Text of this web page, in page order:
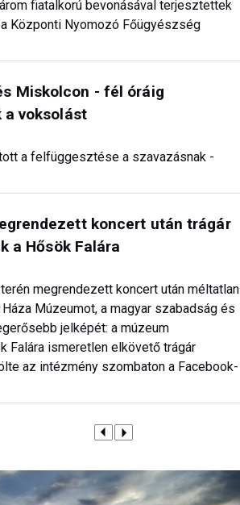
fiatalkorú bevonásával terjesztettek
Központi Nyomozó Főügyészség
Miskolcon - fél óráig
voksolást
a felfüggesztése a szavazásnak -
koncert után trágár
a Hősök Falára
megrendezett koncert után méltatlan
Múzeumot, a magyar szabadság és
jelképét: a múzeum
Falára ismeretlen elkövető trágár
az intézmény szombaton a Facebook-